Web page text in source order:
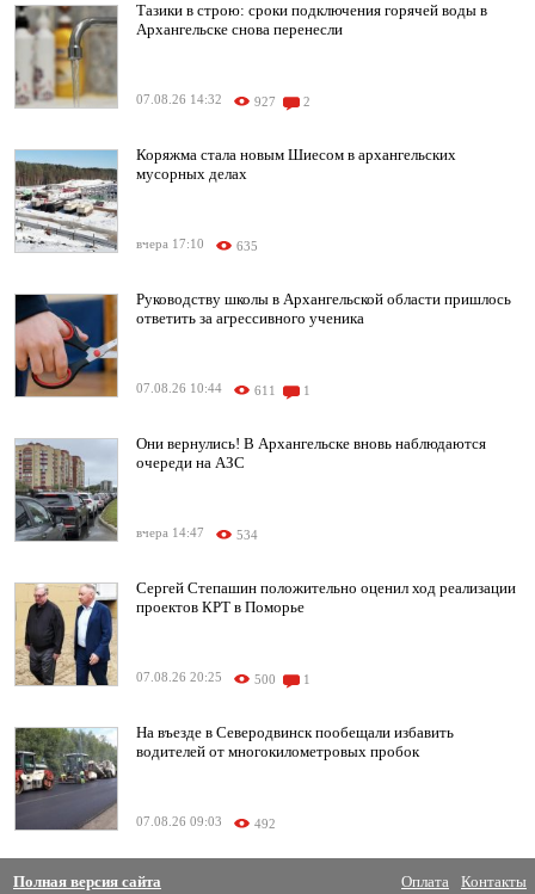
Тазики в строю: сроки подключения горячей воды в
Архангельске снова перенесли
07.08.26 14:32 927 2
Коряжма стала новым Шиесом в архангельских
мусорных делах
вчера 17:10 635
Руководству школы в Архангельской области пришлось
ответить за агрессивного ученика
07.08.26 10:44 611 1
Они вернулись! В Архангельске вновь наблюдаются
очереди на АЗС
вчера 14:47 534
Сергей Степашин положительно оценил ход реализации
проектов КРТ в Поморье
07.08.26 20:25 500 1
На въезде в Северодвинск пообещали избавить
водителей от многокилометровых пробок
07.08.26 09:03 492
Полная версия сайта Оплата Контакты